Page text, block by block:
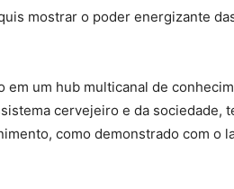
mostrar o poder energizante
um hub multicanal de
cervejeiro e da sociedade,
como demonstrado com o